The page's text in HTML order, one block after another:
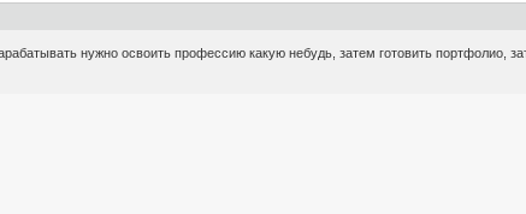
нужно освоить профессию какую небудь, затем готовить портфолио,